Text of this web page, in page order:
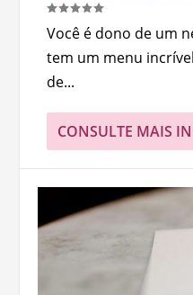
Você é dono de um
tem um menu
de...
CONSULTE MAIS